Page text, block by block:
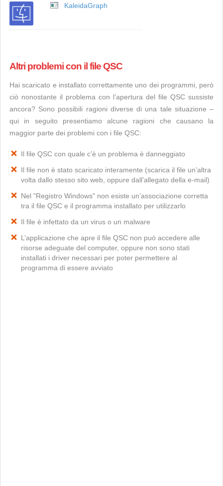
KaleidaGraph
Altri problemi con il file QSC
Hai scaricato e installato correttamente uno dei programmi, però
ciò nonostante il problema con l’apertura del file QSC sussiste
ancora? Sono possibili ragioni diverse di una tale situazione –
qui in seguito presentiamo alcune ragioni che causano la
maggior parte dei problemi con i file QSC:
Il file QSC con quale c’è un problema è danneggiato
Il file non è stato scaricato interamente (scarica il file un’altra
volta dallo stesso sito web, oppure dall’allegato della e-mail)
Nel "Registro Windows" non esiste un’associazione corretta
tra il file QSC e il programma installato per utilizzarlo
Il file è infettato da un virus o un malware
L’applicazione che apre il file QSC non può accedere alle
risorse adeguate del computer, oppure non sono stati
installati i driver necessari per poter permettere al
programma di essere avviato